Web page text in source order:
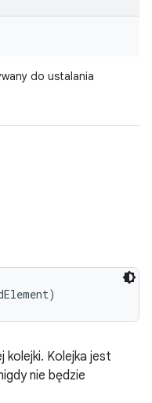
do ustalania
Kolejka jest
nie będzie